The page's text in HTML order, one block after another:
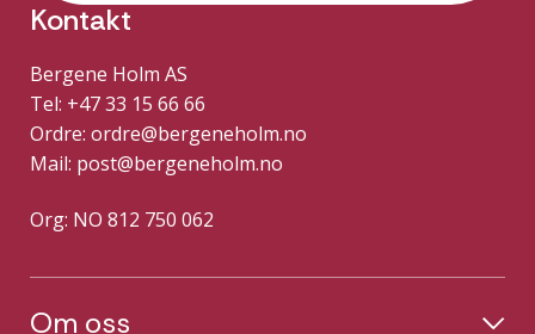
Kontakt
Bergene Holm AS
Tel: +47 33 15 66 66
Ordre: ordre@bergeneholm.no
Mail: post@bergeneholm.no
Org: NO 812 750 062
Om oss